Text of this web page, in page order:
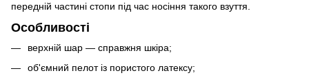
передній частині стопи під час носіння такого взуття.
Особливості
верхній шар — справжня шкіра;
об'ємний пелот із пористого латексу;